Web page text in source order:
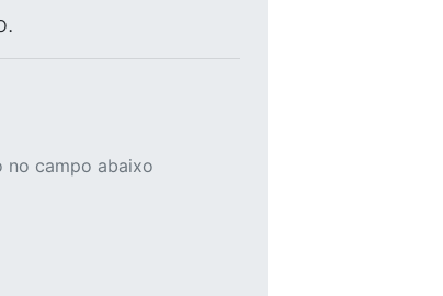
no campo abaixo